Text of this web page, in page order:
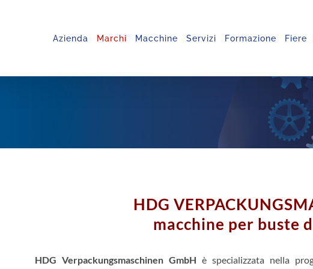
Azienda Marchi Macchine Servizi Formazione Fiere
HDG
macchine per buste
HDG Verpackungsmaschinen GmbH è specializzata nella